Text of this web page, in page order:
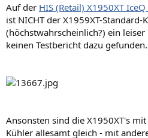
Auf der HIS (Retail) X1950XT
ist NICHT der X1959XT-
(höchstwahrscheinlich?) ein
keinen Testbericht dazu gefunden.
Ansonsten sind die X1950XT's
Kühler allesamt gleich - mit